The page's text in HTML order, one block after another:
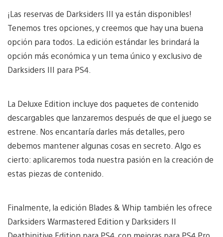
¡Las reservas de Darksiders III ya están disponibles!
Tenemos tres opciones, y creemos que hay una buena
opción para todos. La edición estándar les brindará la
opción más económica y un tema único y exclusivo de
Darksiders III para PS4.
La Deluxe Edition incluye dos paquetes de contenido
descargables que lanzaremos después de que el juego se
estrene. Nos encantaría darles más detalles, pero
debemos mantener algunas cosas en secreto. Algo es
cierto: aplicaremos toda nuestra pasión en la creación de
estas piezas de contenido.
Finalmente, la edición Blades & Whip también les ofrece
Darksiders Warmastered Edition y Darksiders II